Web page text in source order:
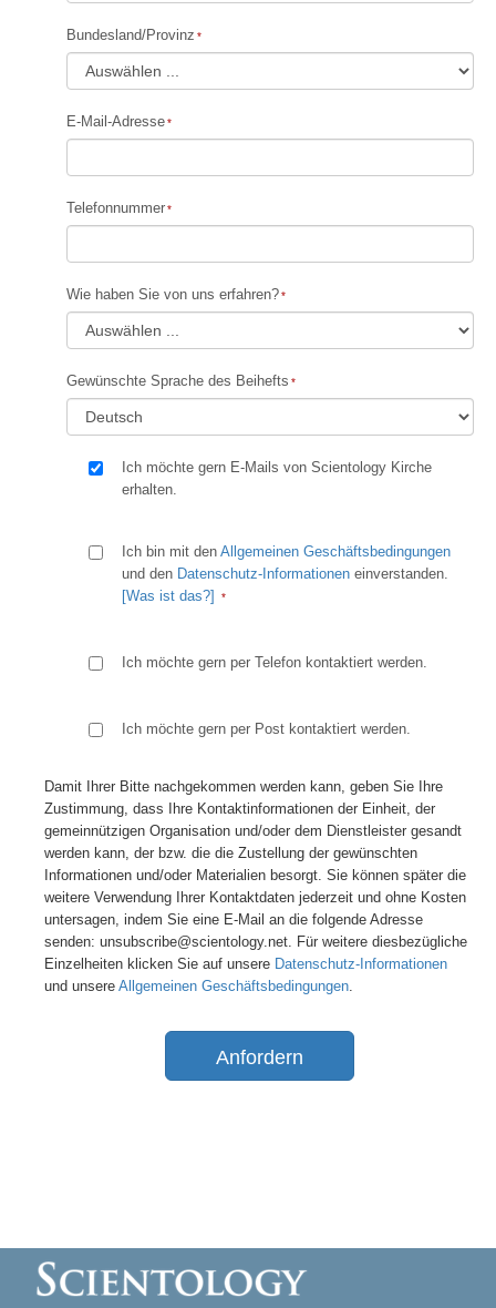
Bundesland/Provinz
E-Mail-Adresse
Telefonnummer
Wie haben Sie von uns erfahren?
Gewünschte Sprache des Beihefts
Ich möchte gern E-Mails von Scientology Kirche
erhalten.
Ich bin mit den Allgemeinen Geschäftsbedingungen
und den Datenschutz-Informationen einverstanden.
[Was ist das?]
Ich möchte gern per Telefon kontaktiert werden.
Ich möchte gern per Post kontaktiert werden.
Damit Ihrer Bitte nachgekommen werden kann, geben Sie Ihre
Zustimmung, dass Ihre Kontaktinformationen der Einheit, der
gemeinnützigen Organisation und/oder dem Dienstleister gesandt
werden kann, der bzw. die die Zustellung der gewünschten
Informationen und/oder Materialien besorgt. Sie können später die
weitere Verwendung Ihrer Kontaktdaten jederzeit und ohne Kosten
untersagen, indem Sie eine E-Mail an die folgende Adresse
senden: unsubscribe@scientology.net. Für weitere diesbezügliche
Einzelheiten klicken Sie auf unsere Datenschutz-Informationen
und unsere Allgemeinen Geschäftsbedingungen.
Anfordern